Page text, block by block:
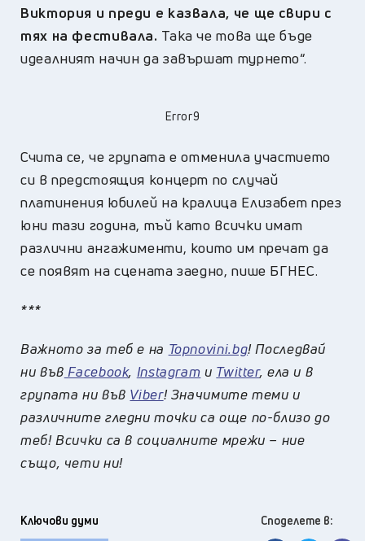
Виктория и преди е казвала, че ще свири с
тях на фестивала. Така че това ще бъде
идеалният начин да завършат турнето“.
Error9
Счита се, че групата е отменила участието
си в предстоящия концерт по случай
платинения юбилей на кралица Елизабет през
юни тази година, тъй като всички имат
различни ангажименти, които им пречат да
се появят на сцената заедно, пише БГНЕС.
***
Важното за теб е на Topnovini.bg! Последвай
ни във Facebook, Instagram и Twitter, ела и в
групата ни във Viber! Значимите теми и
различните гледни точки са още по-близо до
теб! Всички са в социалните мрежи – ние
също, чети ни!
Ключови думи Споделете в: